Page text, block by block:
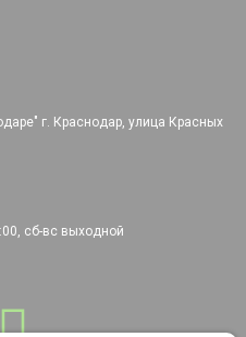
г. Краснодар, улица Красных
сб-вс выходной